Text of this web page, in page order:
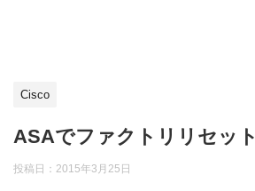
Cisco
ASAでファクトリリセット
投稿日： 2015年3月25日